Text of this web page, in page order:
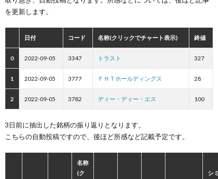
を更新します。
日付 コード 名称(クリックでチャート表示) 終値
0 2022-09-05 3347 トラスト 327
1 2022-09-05 3777 ＦＨＴホールディングス 28
2 2022-09-05 3782 ディー・ディー・エス 100
3日前に抽出した銘柄の振り返りとなります。
こちらの自動投稿ですので、後ほど所感など記載予定です。
名称
(ク
シ